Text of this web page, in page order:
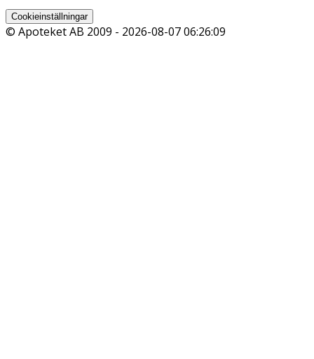
Cookieinställningar
© Apoteket AB 2009 - 2026-08-07 06:26:09